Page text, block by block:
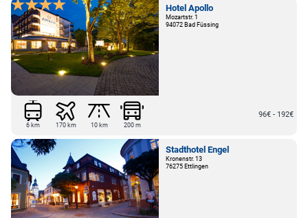
Hotel Apollo
Mozartstr. 1
94072 Bad Füssing
6 km 170 km 10 km 200 m
96€ - 192€
Stadthotel Engel
Kronenstr. 13
76275 Ettlingen